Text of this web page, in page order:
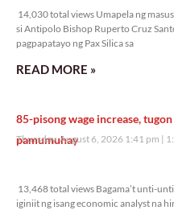
14,030 total views Umapela ng
si Antipolo Bishop Ruperto Cruz
pagpapatayo ng Pax Silica sa
READ MORE »
85-pisong wage increase,
pamumuhay
Thursday, August 6, 2026 1:41 pm
13,468 total views Bagama’t unti-
iginiit ng isang economic analyst na